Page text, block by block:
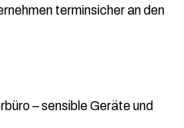
terminsicher an den
– sensible Geräte und